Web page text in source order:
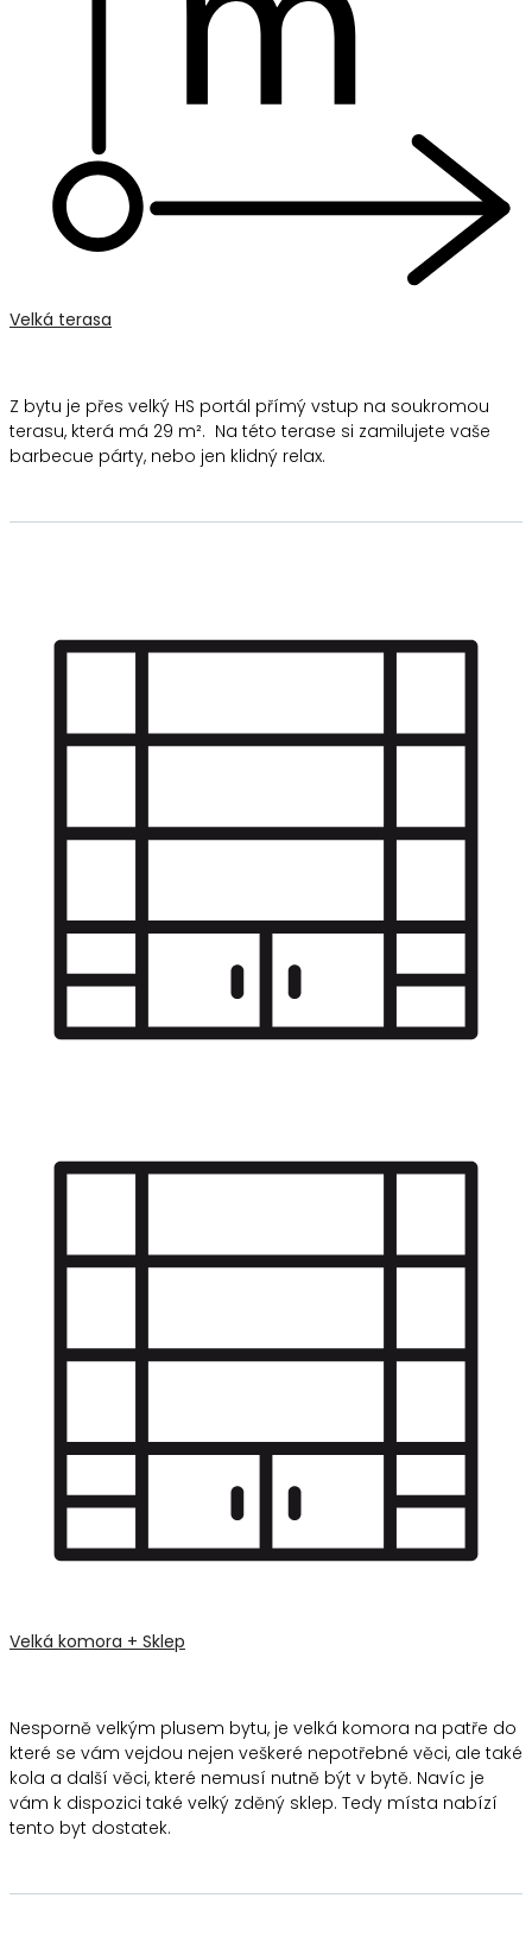
Velká terasa
Z bytu je přes velký HS portál přímý vstup na soukromou
terasu, která má 29 m². Na této terase si zamilujete vaše
barbecue párty, nebo jen klidný relax.
Velká komora + Sklep
Nesporně velkým plusem bytu, je velká komora na patře do
které se vám vejdou nejen veškeré nepotřebné věci, ale také
kola a další věci, které nemusí nutně být v bytě. Navíc je
vám k dispozici také velký zděný sklep. Tedy místa nabízí
tento byt dostatek.